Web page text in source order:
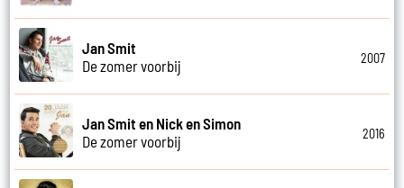
Jan Smit
De zomer voorbij
2007
Jan Smit en Nick en Simon
De zomer voorbij
2016